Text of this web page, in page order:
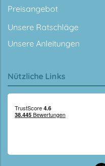
Preisangebot
Unsere Ratschläge
Unsere Anleitungen
Nützliche Links